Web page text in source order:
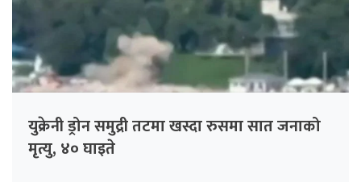
युक्रेनी ड्रोन समुद्री तटमा खस्दा रुसमा सात जनाको
मृत्यु, ४० घाइते